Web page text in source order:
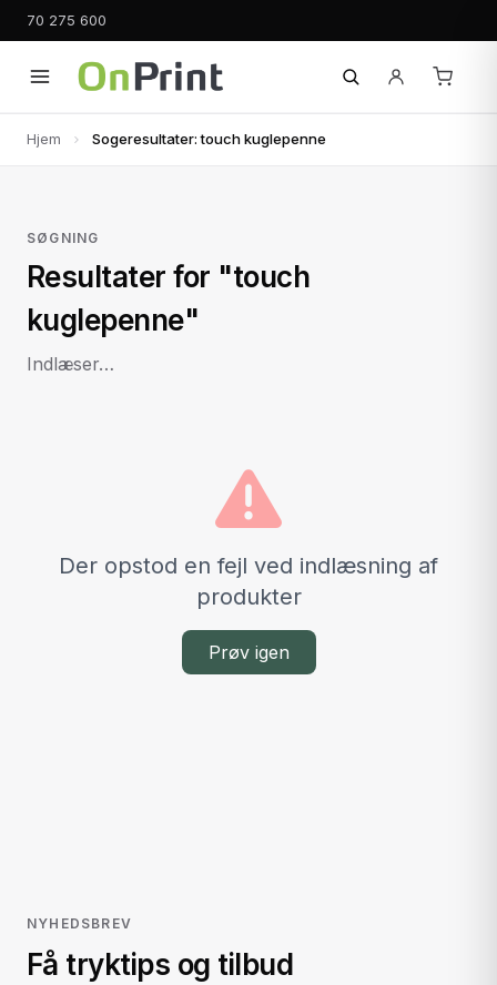
70 275 600
Hjem Sogeresultater: touch kuglepenne
SØGNING
Resultater for "touch
kuglepenne"
Indlæser…
Der opstod en fejl ved indlæsning af
produkter
Prøv igen
NYHEDSBREV
Få tryktips og tilbud